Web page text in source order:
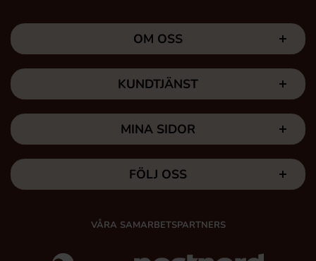
OM OSS
KUNDTJÄNST
MINA SIDOR
FÖLJ OSS
VÅRA SAMARBETSPARTNERS